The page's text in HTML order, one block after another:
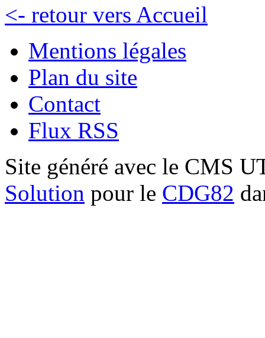
<- retour vers Accueil
Mentions légales
Plan du site
Contact
Flux RSS
Site généré avec le CMS
Solution pour le CDG82